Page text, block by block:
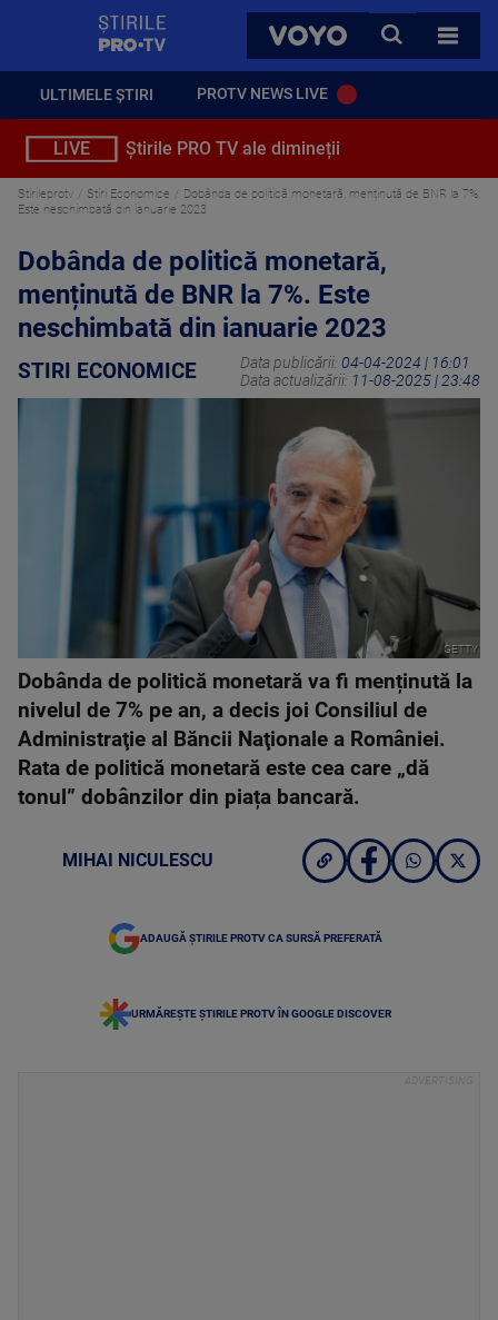
VOYO
CAUTA
TOATE
ULTIMELE ȘTIRI PROTV NEWS LIVE
LIVE Știrile PRO TV ale dimineții
Stirileprotv Stiri Economice
Dobânda de politică monetară, menținută de BNR la 7%.
Este neschimbată din ianuarie 2023
Dobânda de politică monetară,
menținută de BNR la 7%. Este
neschimbată din ianuarie 2023
STIRI ECONOMICE Data publicării: 04-04-2024 | 16:01
Data actualizării: 11-08-2025 | 23:48
GETTY
Dobânda de politică monetară va fi menținută la
nivelul de 7% pe an, a decis joi Consiliul de
Administraţie al Băncii Naţionale a României.
Rata de politică monetară este cea care „dă
tonul” dobânzilor din piața bancară.
MIHAI NICULESCU
ADAUGĂ ȘTIRILE PROTV CA SURSĂ PREFERATĂ
URMĂREȘTE ȘTIRILE PROTV ÎN GOOGLE DISCOVER